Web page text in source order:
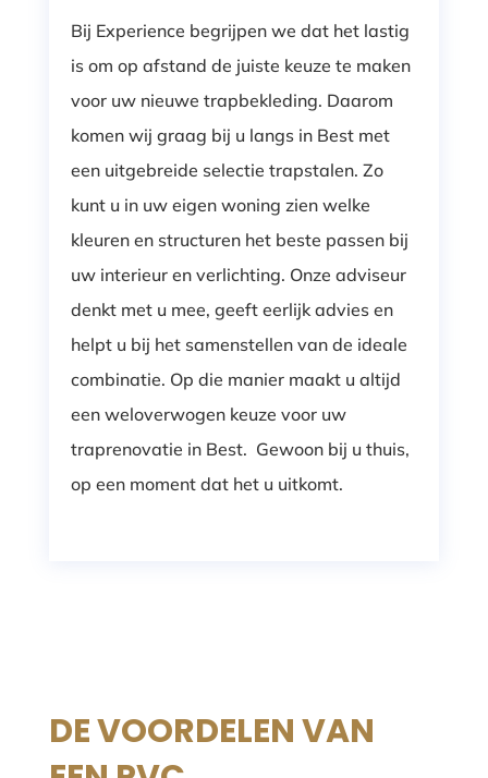
Bij Experience begrijpen we dat het lastig
is om op afstand de juiste keuze te maken
voor uw nieuwe trapbekleding. Daarom
komen wij graag bij u langs in Best met
een uitgebreide selectie trapstalen. Zo
kunt u in uw eigen woning zien welke
kleuren en structuren het beste passen bij
uw interieur en verlichting. Onze adviseur
denkt met u mee, geeft eerlijk advies en
helpt u bij het samenstellen van de ideale
combinatie. Op die manier maakt u altijd
een weloverwogen keuze voor uw
traprenovatie in Best. Gewoon bij u thuis,
op een moment dat het u uitkomt.
DE VOORDELEN VAN